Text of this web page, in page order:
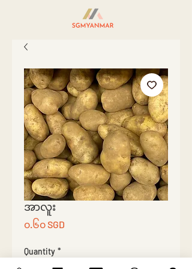
အာလူး
၀.၆၀ SGD
Quantity *